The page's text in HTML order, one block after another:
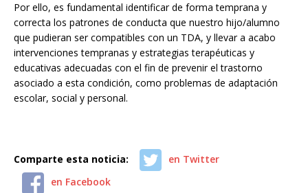
Por ello, es fundamental identificar de forma temprana y
correcta los patrones de conducta que nuestro hijo/alumno
que pudieran ser compatibles con un TDA, y llevar a acabo
intervenciones tempranas y estrategias terapéuticas y
educativas adecuadas con el fin de prevenir el trastorno
asociado a esta condición, como problemas de adaptación
escolar, social y personal.
Comparte esta noticia:
en Twitter
en Facebook